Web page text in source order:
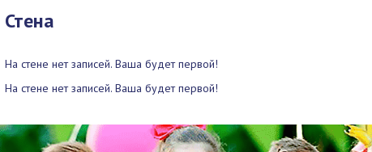
Стена
На стене нет записей. Ваша будет первой!
На стене нет записей. Ваша будет первой!